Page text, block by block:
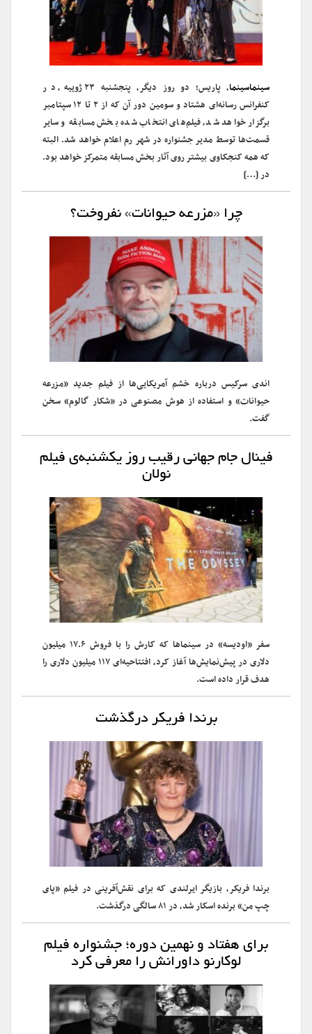
سینماسینما
، پاریس؛ دو روز دیگر، پنجشنبه ۲۳ ژوییه، در
کنفرانس رسانه‌ای هشتاد و سومین دور آن که از ۲ تا ۱۲ سپتامبر
برگزار خواهد شد، فیلم‌های انتخاب شده بخش مسابقه و سایر
قسمت‌ها توسط مدیر جشنواره در شهر رم اعلام خواهد شد. البته
که همه کنجکاوی بیشتر روی آثار بخش مسابقه متمرکز خواهد بود.
در […]
چرا «مزرعه حیوانات» نفروخت؟
اندی سرکیس درباره خشم آمریکایی‌ها از فیلم جدید «مزرعه
حیوانات» و استفاده از هوش مصنوعی در «شکار گالوم» سخن
گفت.
فینال جام جهانی رقیب روز یکشنبه‌ی فیلم
نولان
سفر «اودیسه» در سینماها که کارش را با فروش ۱۷.۶ میلیون
دلاری در پیش‌نمایش‌ها آغاز کرد، افتتاحیه‌ای ۱۱۷ میلیون دلاری را
هدف قرار داده است.
برندا فریکر درگذشت
برندا فریکر، بازیگر ایرلندی که برای نقش‌آفرینی در فیلم «پای
چپ من» برنده اسکار شد، در ۸۱ سالگی درگذشت.
برای هفتاد و نهمین دوره؛ جشنواره فیلم
لوکارنو داورانش را معرفی کرد